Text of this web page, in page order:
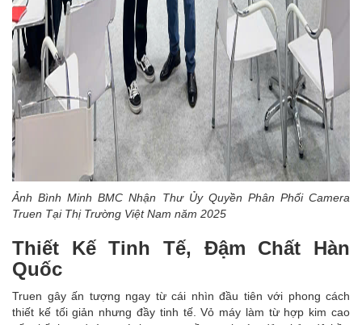
Ảnh Bình Minh BMC Nhận Thư Ủy Quyền Phân Phối Camera
Truen Tại Thị Trường Việt Nam năm 2025
Thiết Kế Tinh Tế, Đậm Chất Hàn
Quốc
Truen gây ấn tượng ngay từ cái nhìn đầu tiên với phong cách
thiết kế tối giản nhưng đầy tinh tế. Vỏ máy làm từ hợp kim cao